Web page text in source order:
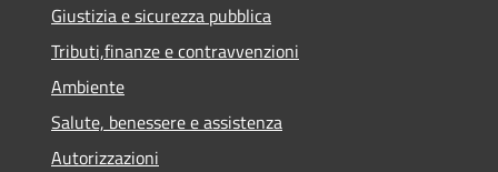
Giustizia e sicurezza pubblica
Tributi,finanze e contravvenzioni
Ambiente
Salute, benessere e assistenza
Autorizzazioni